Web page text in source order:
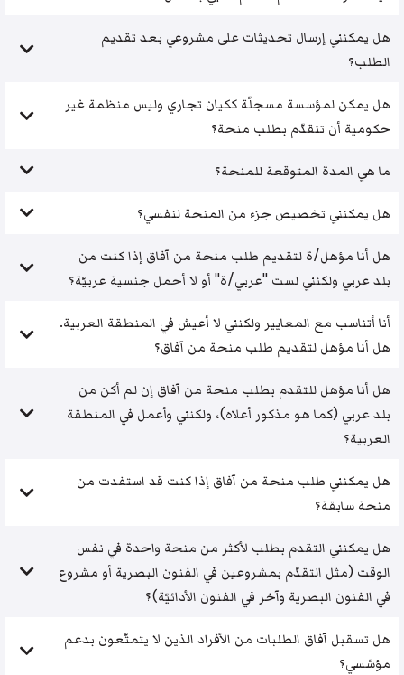
هل يمكنني إرسال تحديثات على مشروعي بعد تقديم
الطلب؟
هل يمكن لمؤسسة مسجلّة ككيان تجاري وليس منظمة غير
حكومية أن تتقدّم بطلب منحة؟
ما هي المدة المتوقعة للمنحة؟
هل يمكنني تخصيص جزء من المنحة لنفسي؟
هل أنا مؤهل/ة لتقديم طلب منحة من آفاق إذا كنت من
بلد عربي ولكنني لست "عربي/ة" أو لا أحمل جنسية عربيّة؟
أنا أتناسب مع المعايير ولكنني لا أعيش في المنطقة العربية.
هل أنا مؤهل لتقديم طلب منحة من آفاق؟
هل أنا مؤهل للتقدم بطلب منحة من آفاق إن لم أكن من
بلد عربي (كما هو مذكور أعلاه)، ولكنني وأعمل في المنطقة
العربية؟
هل يمكنني طلب منحة من آفاق إذا كنت قد استفدت من
منحة سابقة؟
هل يمكنني التقدم بطلب لأكثر من منحة واحدة في نفس
الوقت (مثل التقدّم بمشروعين في الفنون البصرية أو مشروع
في الفنون البصرية وآخر في الفنون الأدائيّة)؟
هل تسقبل آفاق الطلبات من الأفراد الذين لا يتمتّعون بدعم
مؤسّسي؟